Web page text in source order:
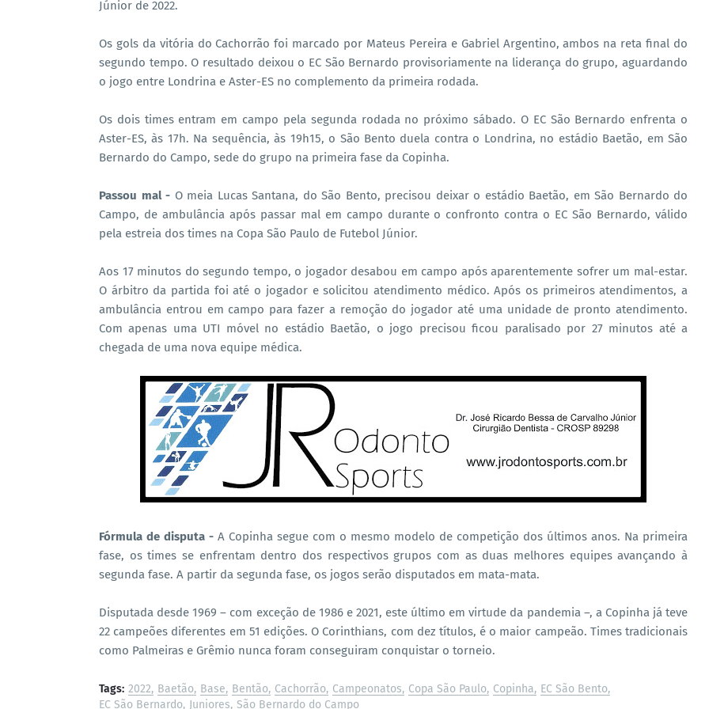
Júnior de 2022.
Os gols da vitória do Cachorrão foi marcado por Mateus Pereira e Gabriel Argentino, ambos na reta final do
segundo tempo. O resultado deixou o EC São Bernardo provisoriamente na liderança do grupo, aguardando
o jogo entre Londrina e Aster-ES no complemento da primeira rodada.
Os dois times entram em campo pela segunda rodada no próximo sábado. O EC São Bernardo enfrenta o
Aster-ES, às 17h. Na sequência, às 19h15, o São Bento duela contra o Londrina, no estádio Baetão, em São
Bernardo do Campo, sede do grupo na primeira fase da Copinha.
Passou mal - O meia Lucas Santana, do São Bento, precisou deixar o estádio Baetão, em São Bernardo do
Campo, de ambulância após passar mal em campo durante o confronto contra o EC São Bernardo, válido
pela estreia dos times na Copa São Paulo de Futebol Júnior.
Aos 17 minutos do segundo tempo, o jogador desabou em campo após aparentemente sofrer um mal-estar.
O árbitro da partida foi até o jogador e solicitou atendimento médico. Após os primeiros atendimentos, a
ambulância entrou em campo para fazer a remoção do jogador até uma unidade de pronto atendimento.
Com apenas uma UTI móvel no estádio Baetão, o jogo precisou ficou paralisado por 27 minutos até a
chegada de uma nova equipe médica.
Fórmula de disputa - A Copinha segue com o mesmo modelo de competição dos últimos anos. Na primeira
fase, os times se enfrentam dentro dos respectivos grupos com as duas melhores equipes avançando à
segunda fase. A partir da segunda fase, os jogos serão disputados em mata-mata.
Disputada desde 1969 – com exceção de 1986 e 2021, este último em virtude da pandemia –, a Copinha já teve
22 campeões diferentes em 51 edições. O Corinthians, com dez títulos, é o maior campeão. Times tradicionais
como Palmeiras e Grêmio nunca foram conseguiram conquistar o torneio.
Tags: 2022 Baetão Base Bentão Cachorrão Campeonatos Copa São Paulo Copinha EC São Bento
EC São Bernardo Juniores São Bernardo do Campo